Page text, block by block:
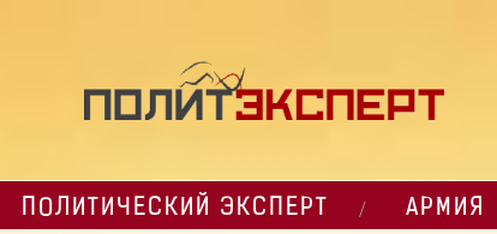
ПОЛИТИЧЕСКИЙ ЭКСПЕРТ АРМИЯ